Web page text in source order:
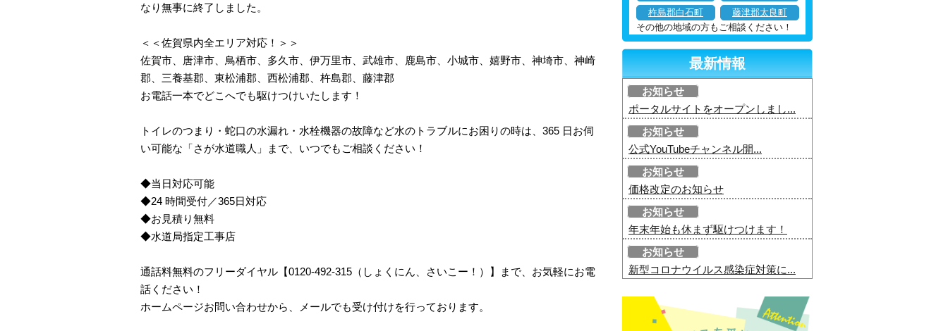
なり無事に終了しました。
＜＜佐賀県内全エリア対応！＞＞
佐賀市、唐津市、鳥栖市、多久市、伊万里市、武雄市、鹿島市、小城市、嬉野市、神埼市、神崎
郡、三養基郡、東松浦郡、西松浦郡、杵島郡、藤津郡
お電話一本でどこへでも駆けつけいたします！
トイレのつまり・蛇口の水漏れ・水栓機器の故障など水のトラブルにお困りの時は、365 日お伺
い可能な「さが水道職人」まで、いつでもご相談ください！
◆当日対応可能
◆24 時間受付／365日対応
◆お見積り無料
◆水道局指定工事店
通話料無料のフリーダイヤル【0120-492-315（しょくにん、さいこー！）】まで、お気軽にお電
話ください！
ホームページお問い合わせから、メールでも受け付けを行っております。
杵島郡白石町
藤津郡太良町
その他の地域の方もご相談ください！
最新情報
お知らせ
ポータルサイトをオープンしまし...
お知らせ
公式YouTubeチャンネル開...
お知らせ
価格改定のお知らせ
お知らせ
年末年始も休まず駆けつけます！
お知らせ
新型コロナウイルス感染症対策に...